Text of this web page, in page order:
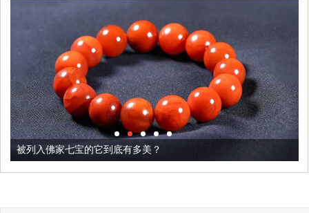
被列入佛家七宝的它到底有多美？